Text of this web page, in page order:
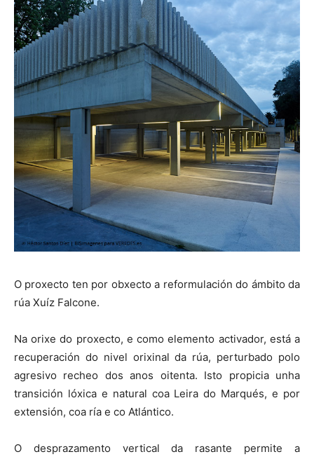
O proxecto ten por obxecto a reformulación do ámbito da
rúa Xuíz Falcone.
Na orixe do proxecto, e como elemento activador, está a
recuperación do nivel orixinal da rúa, perturbado polo
agresivo recheo dos anos oitenta. Isto propicia unha
transición lóxica e natural coa Leira do Marqués, e por
extensión, coa ría e co Atlántico.
O desprazamento vertical da rasante permite a